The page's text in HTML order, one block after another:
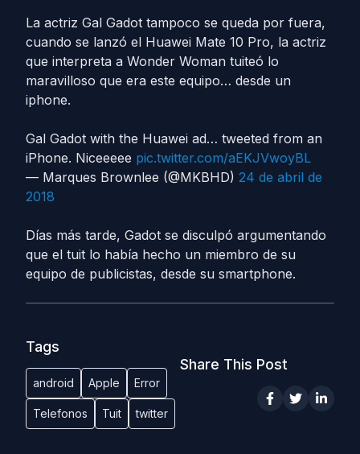
La actriz Gal Gadot tampoco se queda por fuera,
cuando se lanzó el Huawei Mate 10 Pro, la actriz
que interpreta a Wonder Woman tuiteó lo
maravilloso que era este equipo… desde un
iphone.
Gal Gadot with the Huawei ad… tweeted from an
iPhone. Niceeeee pic.twitter.com/aEKJVwoyBL
— Marques Brownlee (@MKBHD) 24 de abril de
2018
Días más tarde, Gadot se disculpó argumentando
que el tuit lo había hecho un miembro de su
equipo de publicistas, desde su smartphone.
Tags
android Apple Error
Telefonos Tuit twitter
Share This Post